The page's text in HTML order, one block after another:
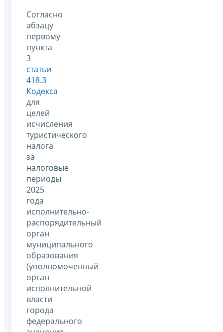
Согласно
абзацу
первому
пункта
3
статьи
418.3
Кодекса
для
целей
исчисления
туристического
налога
за
налоговые
периоды
2025
года
исполнительно-
распорядительный
орган
муниципального
образования
(уполномоченный
орган
исполнительной
власти
города
федерального